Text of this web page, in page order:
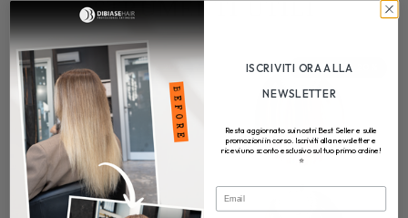
STRUMENTI UTILI
RISPARMIA 20% RISPARMIA 20%
ISCRIVITI ORA ALLA
NEWSLETTER
Resta aggiornato sui nostri Best Seller e sulle
promozioni in corso. Iscriviti alla newsletter e
ricevi uno sconto esclusivo sul tuo primo ordine!
⭐
Email